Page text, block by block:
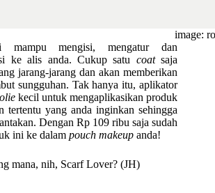
image:
mengisi, mengatur dan
ke alis anda. Cukup satu coatsaja
jarang-jarang dan akan memberikan
sungguhan. Tak hanya itu, aplikator
kecil untuk mengaplikasikan produk
tertentu yang anda inginkan sehingga
Dengan Rp 109 ribu saja sudah
ini ke dalam pouch makeup anda!
mana, nih, Scarf Lover? (JH)